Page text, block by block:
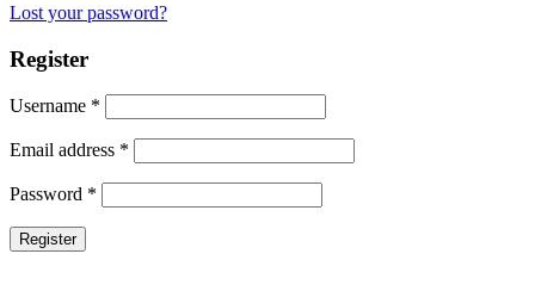
Lost your password?
Register
Username *
Email address *
Password *
Register